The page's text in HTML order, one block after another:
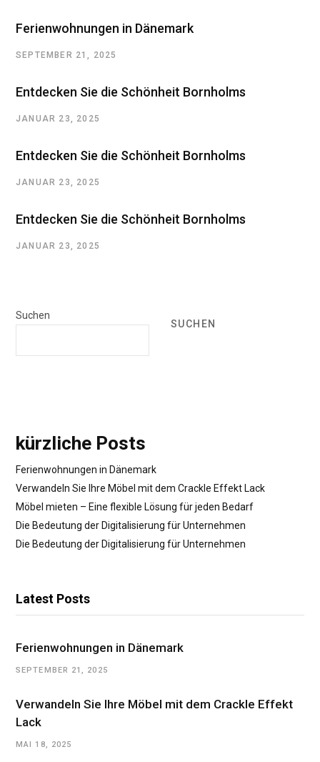
Ferienwohnungen in Dänemark
SEPTEMBER 21, 2025
Entdecken Sie die Schönheit Bornholms
JANUAR 23, 2025
Entdecken Sie die Schönheit Bornholms
JANUAR 23, 2025
Entdecken Sie die Schönheit Bornholms
JANUAR 23, 2025
Suchen
SUCHEN
kürzliche Posts
Ferienwohnungen in Dänemark
Verwandeln Sie Ihre Möbel mit dem Crackle Effekt Lack
Möbel mieten – Eine flexible Lösung für jeden Bedarf
Die Bedeutung der Digitalisierung für Unternehmen
Die Bedeutung der Digitalisierung für Unternehmen
Latest Posts
Ferienwohnungen in Dänemark
SEPTEMBER 21, 2025
Verwandeln Sie Ihre Möbel mit dem Crackle Effekt
Lack
MAI 18, 2025